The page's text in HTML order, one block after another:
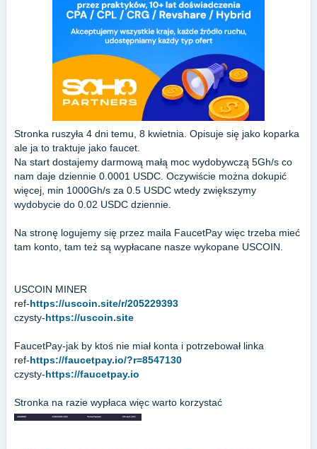
Stronka ruszyła 4 dni temu, 8 kwietnia. Opisuje się jako koparka
ale ja to traktuje jako faucet.
Na start dostajemy darmową małą moc wydobywczą 5Gh/s co
nam daje dziennie 0.0001 USDC. Oczywiście można dokupić
więcej, min 1000Gh/s za 0.5 USDC wtedy zwiększymy
wydobycie do 0.02 USDC dziennie.
Na stronę logujemy się przez maila FaucetPay więc trzeba mieć
tam konto, tam też są wypłacane nasze wykopane USCOIN.
USCOIN MINER
ref-https://uscoin.site/r/205229393
czysty-https://uscoin.site
FaucetPay-jak by ktoś nie miał konta i potrzebował linka
ref-https://faucetpay.io/?r=8547130
czysty-https://faucetpay.io
Stronka na razie wypłaca więc warto korzystać